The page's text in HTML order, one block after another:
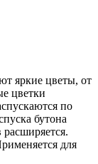
яркие цветы, от
цветки
по
бутона
расширяется.
для